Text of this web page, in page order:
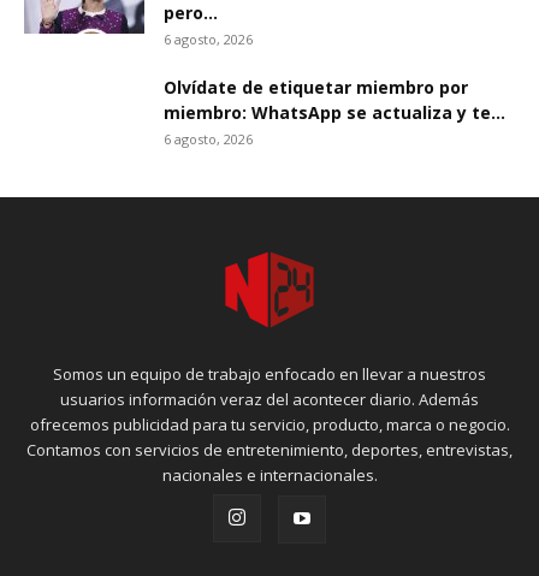
pero...
6 agosto, 2026
Olvídate de etiquetar miembro por
miembro: WhatsApp se actualiza y te...
6 agosto, 2026
Somos un equipo de trabajo enfocado en llevar a nuestros
usuarios información veraz del acontecer diario. Además
ofrecemos publicidad para tu servicio, producto, marca o negocio.
Contamos con servicios de entretenimiento, deportes, entrevistas,
nacionales e internacionales.